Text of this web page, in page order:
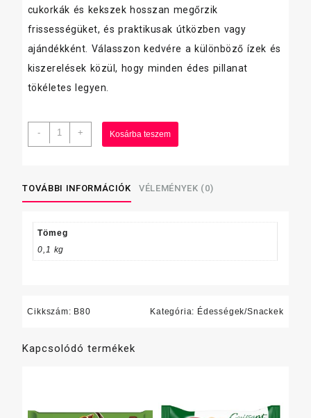
cukorkák és kekszek hosszan megőrzik
frissességüket, és praktikusak útközben vagy
ajándékként. Válasszon kedvére a különböző ízek és
kiszerelések közül, hogy minden édes pillanat
tökéletes legyen.
-
BelVita
Softy
50g
Csokis-
mennyiség
+ Kosárba teszem
TOVÁBBI INFORMÁCIÓK VÉLEMÉNYEK (0)
Tömeg
0,1 kg
Cikkszám: B80 Kategória: Édességek/Snackek
Kapcsolódó termékek